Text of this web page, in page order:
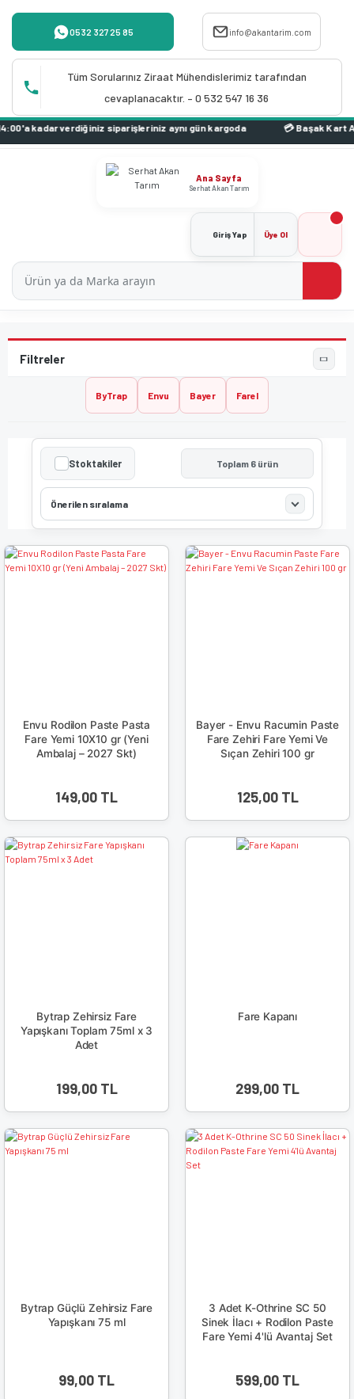
0532 327 25 85 info@akantarim.com
Tüm Sorularınız Ziraat Mühendislerimiz tarafından
cevaplanacaktır. – 0 532 547 16 36
kadar verdiğiniz siparişleriniz aynı gün kargoda
Ana Sayfa
Serhat Akan Tarım
Giriş Yap Üye Ol
ByTrap Envu Bayer Farel
Stoktakiler Toplam 6 ürün
Önerilen sıralama
Envu Rodilon Paste Pasta
Fare Yemi 10X10 gr (Yeni
Ambalaj – 2027 Skt)
149,00 TL
Bayer - Envu Racumin Paste
Fare Zehiri Fare Yemi Ve
Sıçan Zehiri 100 gr
125,00 TL
Bytrap Zehirsiz Fare
Yapışkanı Toplam 75ml x 3
Adet
199,00 TL
Fare Kapanı
299,00 TL
Bytrap Güçlü Zehirsiz Fare
Yapışkanı 75 ml
99,00 TL
3 Adet K-Othrine SC 50
Sinek İlacı + Rodilon Paste
Fare Yemi 4'lü Avantaj Set
599,00 TL